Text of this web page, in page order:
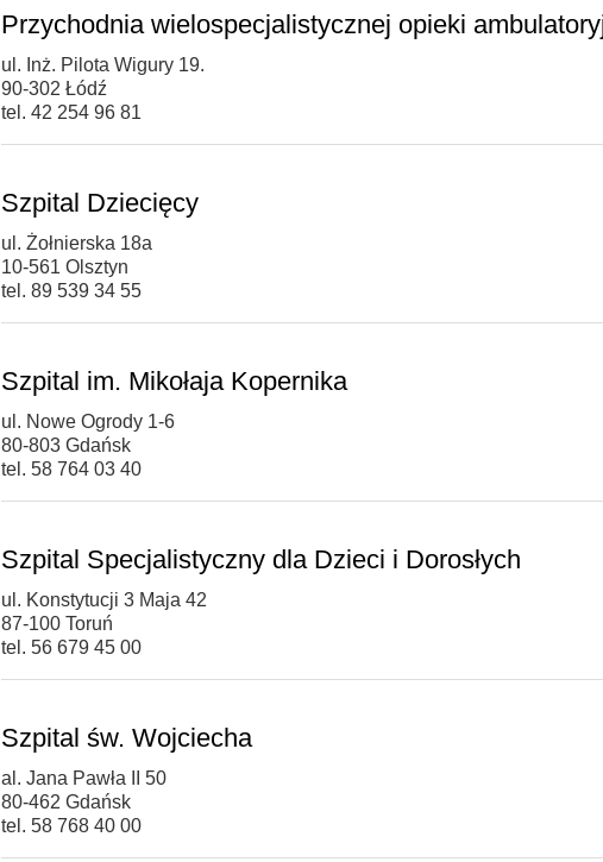
Przychodnia wielospecjalistycznej opieki
ul. Inż. Pilota Wigury 19.
90-302 Łódź
tel. 42 254 96 81
Szpital Dziecięcy
ul. Żołnierska 18a
10-561 Olsztyn
tel. 89 539 34 55
Szpital im. Mikołaja Kopernika
ul. Nowe Ogrody 1-6
80-803 Gdańsk
tel. 58 764 03 40
Szpital Specjalistyczny dla Dzieci i Dorosłych
ul. Konstytucji 3 Maja 42
87-100 Toruń
tel. 56 679 45 00
Szpital św. Wojciecha
al. Jana Pawła II 50
80-462 Gdańsk
tel. 58 768 40 00